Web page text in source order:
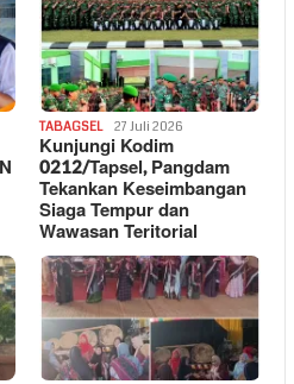
TABAGSEL 27 Juli 2026
Kunjungi Kodim
0212/Tapsel, Pangdam
Tekankan Keseimbangan
Siaga Tempur dan
Wawasan Teritorial